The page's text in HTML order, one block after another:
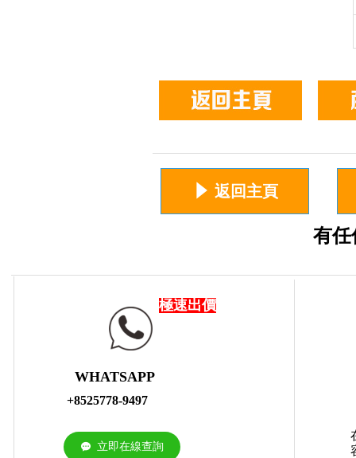
념 返回主頁
WHATSAPP
+8525778-9497
끁 立即在線查詢
極速出價
有任